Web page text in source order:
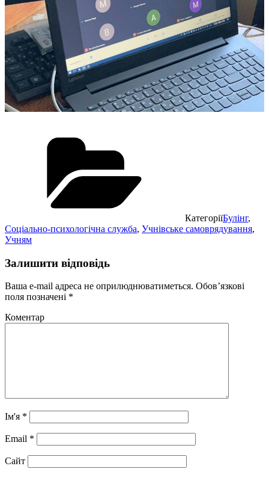
КатегоріїБулінг,
Соціально-психологічна служба, Учнівське самоврядування,
Учням
Залишити відповідь
Ваша e-mail адреса не оприлюднюватиметься. Обов’язкові
поля позначені *
Коментар
Ім'я *
Email *
Сайт